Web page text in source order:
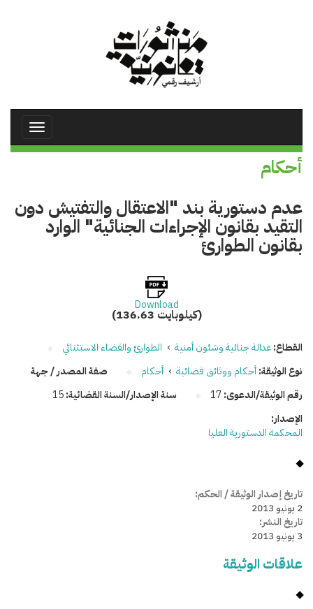
Toggle
أحكام
عدم دستورية بند "الاعتقال والتفتيش دون
التقيد بقانون الإجراءات الجنائية" الوارد
بقانون الطوارئ
Download
(136.63 كيلوبايت)
القطاع:عدالة جنائية وشئون أمنية › الطوارئ والقضاء الاستثنائي
نوع الوثيقة:أحكام ووثائق قضائية › أحكام
رقم الوثيقة/الدعوى:17 سنة الإصدار/السنة القضائية:15
صفة المصدر / جهة
الإصدار:
المحكمة الدستورية العليا
تاريخ إصدار الوثيقة / الحكم:
2 يونيو 2013
تاريخ النشر:
3 يونيو 2013
علاقات الوثيقة